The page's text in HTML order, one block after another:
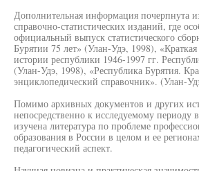
Дополнительная информация почерпнута
справочно-статистических изданий, где
официальный выпуск статистического
Бурятии 75 лет» (Улан-Удэ, 1998),
истории республики 1946-1997 гг.
(Улан-Удэ, 1998), «Республика Бурятия.
энциклопедический справочник». (Улан-
Помимо архивных документов и других
непосредственно к исследуемому периоду
изучена литература по проблеме
образования в России в целом и ее
педагогический аспект.